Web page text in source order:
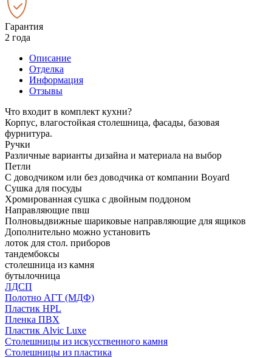
Гарантия
2 года
Описание
Отделка
Информация
Отзывы
Что входит в комплект кухни?
Корпус, влагостойкая столешница, фасады, базовая
фурнитура.
Ручки
Различные варианты дизайна и материала на выбор
Петли
С доводчиком или без доводчика от компании Boyard
Сушка для посуды
Хромированная сушка с двойным поддоном
Направляющие пвш
Полновыдвижные шариковые направляющие для ящиков
Дополнительно можно установить
лоток для стол. приборов
тандембоксы
столешница из камня
бутылочница
ЛДСП
Полотно АГТ (МДФ)
Пластик HPL
Пленка ПВХ
Пластик Alvic Luxe
Столешницы из искусственного камня
Столешницы из пластика